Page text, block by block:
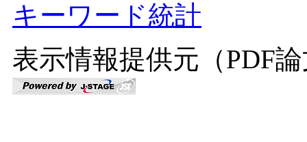
キーワード統計
表示情報提供元（PDF